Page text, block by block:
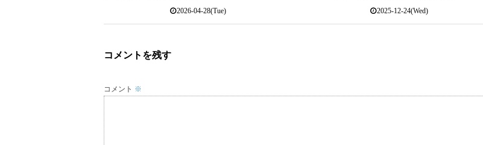
2026-04-28(Tue) 2025-12-24(Wed)
コメントを残す
コメント ※